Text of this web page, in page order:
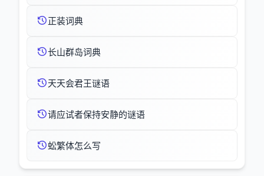
正装词典
长山群岛词典
天天会君王谜语
请应试者保持安静的谜语
蚣繁体怎么写